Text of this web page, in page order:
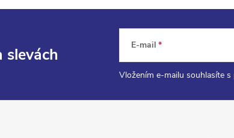
slevách E-mail
Vložením e-mailu souhlasíte s